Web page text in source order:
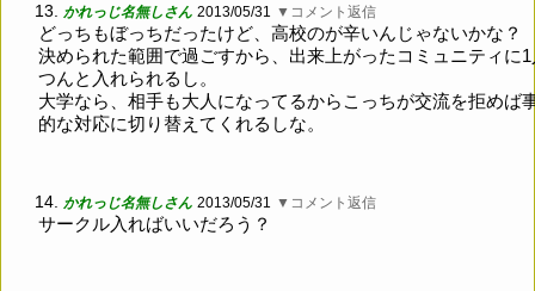
13. かれっじ名無しさん 2013/05/31 ▼コメント返信
どっちもぼっちだったけど、高校のが辛いんじゃないかな？
決められた範囲で過ごすから、出来上がったコミュニティに
つんと入れられるし。
大学なら、相手も大人になってるからこっちが交流を拒めば
的な対応に切り替えてくれるしな。
14. かれっじ名無しさん 2013/05/31 ▼コメント返信
サークル入ればいいだろう？